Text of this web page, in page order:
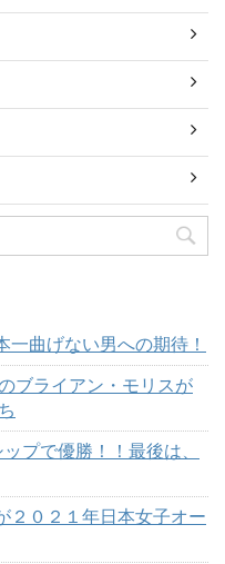
曲げない男への期待！
ブライアン・モリスが
プで優勝！！最後は、
２０２１年日本女子オー